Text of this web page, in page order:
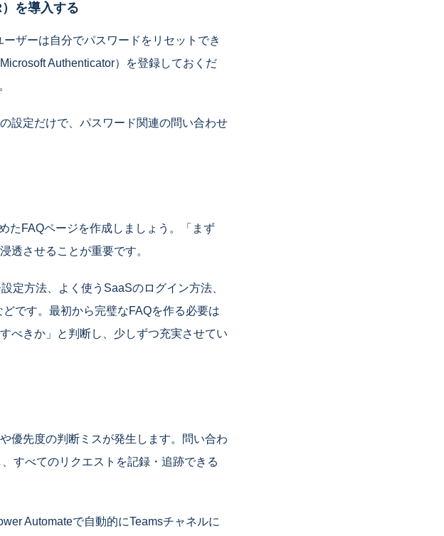
を導入する
ザーは自分でパスワードをリセットでき
Authenticator）を登録しておくだ
設定だけで、パスワード関連の問い合わせ
たFAQページを作成しましょう。「まず
透させることが重要です。
定方法、よく使うSaaSのログイン方法、
です。最初から完璧なFAQを作る必要は
べきか」と判断し、少しずつ充実させてい
優先度の判断ミスが発生します。問い合わ
すべてのリクエストを記録・追跡できる
Automateで自動的にTeamsチャネルに